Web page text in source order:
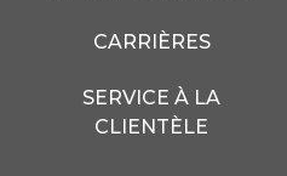
CARRIÈRES
SERVICE À LA
CLIENTÈLE